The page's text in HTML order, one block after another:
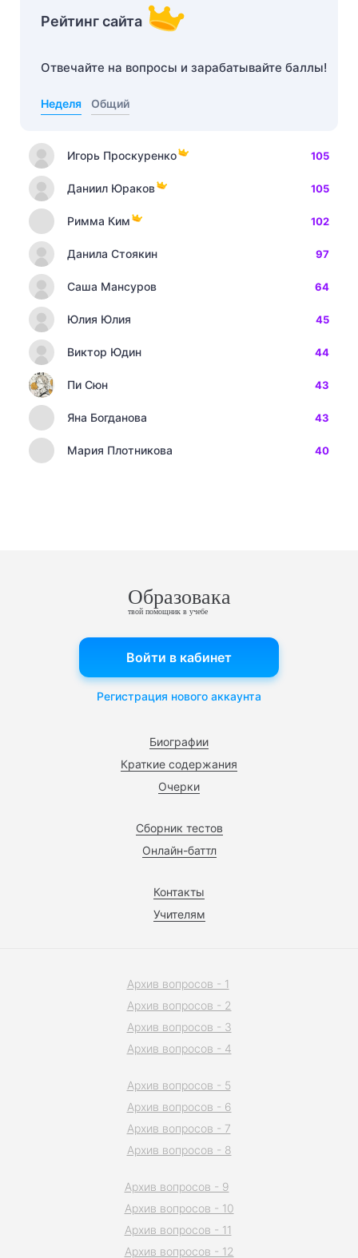
Рейтинг сайта
Отвечайте на вопросы и зарабатывайте баллы!
Неделя Общий
Игорь Проскуренко 105
Даниил Юраков 105
Римма Ким 102
Данила Стоякин 97
Саша Мансуров 64
Юлия Юлия 45
Виктор Юдин 44
Пи Сюн 43
Яна Богданова 43
Мария Плотникова 40
Образовака
твой помощник в учебе
Биографии
Краткие содержания
Очерки
Сборник тестов
Онлайн-баттл
Контакты
Учителям
Войти в кабинет
Регистрация нового аккаунта
Архив вопросов - 1
Архив вопросов - 2
Архив вопросов - 3
Архив вопросов - 4
Архив вопросов - 5
Архив вопросов - 6
Архив вопросов - 7
Архив вопросов - 8
Архив вопросов - 9
Архив вопросов - 10
Архив вопросов - 11
Архив вопросов - 12